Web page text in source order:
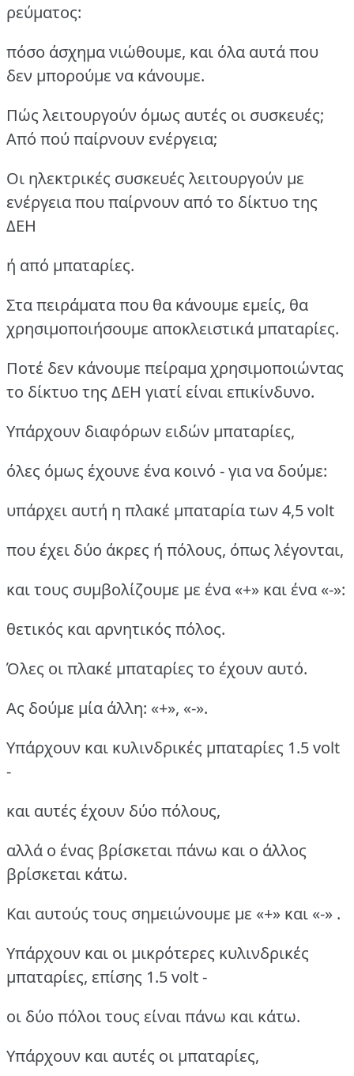
ρεύματος:
πόσο άσχημα νιώθουμε, και όλα αυτά που
δεν μπορούμε να κάνουμε.
Πώς λειτουργούν όμως αυτές οι συσκευές;
Από πού παίρνουν ενέργεια;
Οι ηλεκτρικές συσκευές λειτουργούν με
ενέργεια που παίρνουν από το δίκτυο της
ΔΕΗ
ή από μπαταρίες.
Στα πειράματα που θα κάνουμε εμείς, θα
χρησιμοποιήσουμε αποκλειστικά μπαταρίες.
Ποτέ δεν κάνουμε πείραμα χρησιμοποιώντας
το δίκτυο της ΔΕΗ γιατί είναι επικίνδυνο.
Υπάρχουν διαφόρων ειδών μπαταρίες,
όλες όμως έχουνε ένα κοινό - για να δούμε:
υπάρχει αυτή η πλακέ μπαταρία των 4,5 volt
που έχει δύο άκρες ή πόλους, όπως λέγονται,
και τους συμβολίζουμε με ένα «+» και ένα «-»:
θετικός και αρνητικός πόλος.
Όλες οι πλακέ μπαταρίες το έχουν αυτό.
Ας δούμε μία άλλη: «+», «-».
Υπάρχουν και κυλινδρικές μπαταρίες 1.5 volt
-
και αυτές έχουν δύο πόλους,
αλλά ο ένας βρίσκεται πάνω και ο άλλος
βρίσκεται κάτω.
Και αυτούς τους σημειώνουμε με «+» και «-» .
Υπάρχουν και οι μικρότερες κυλινδρικές
μπαταρίες, επίσης 1.5 volt -
οι δύο πόλοι τους είναι πάνω και κάτω.
Υπάρχουν και αυτές οι μπαταρίες,